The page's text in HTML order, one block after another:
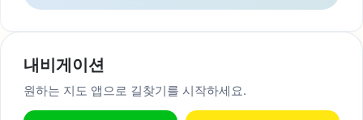
내비게이션
원하는 지도 앱으로 길찾기를 시작하세요.